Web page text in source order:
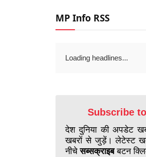
MP Info RSS
Loading headlines...
Subscribe
देश दुनिया की अपडेट
खबरों से जुड़ें। लेटेस्ट
नीचेसब्सक्राइबबटन